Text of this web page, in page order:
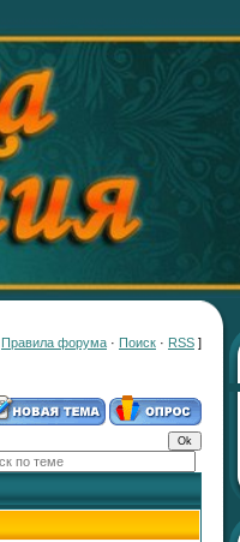
Правила форума · Поиск · RSS ]